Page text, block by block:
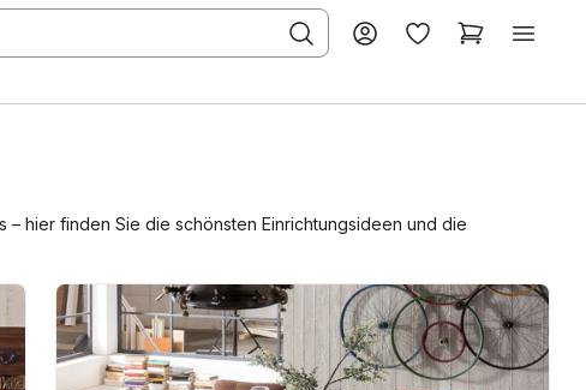
hier finden Sie die schönsten Einrichtungsideen und die